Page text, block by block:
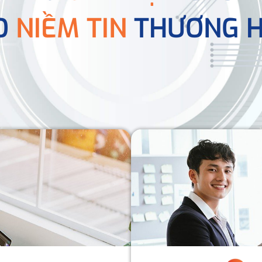
NIỀM TIN THƯƠNG